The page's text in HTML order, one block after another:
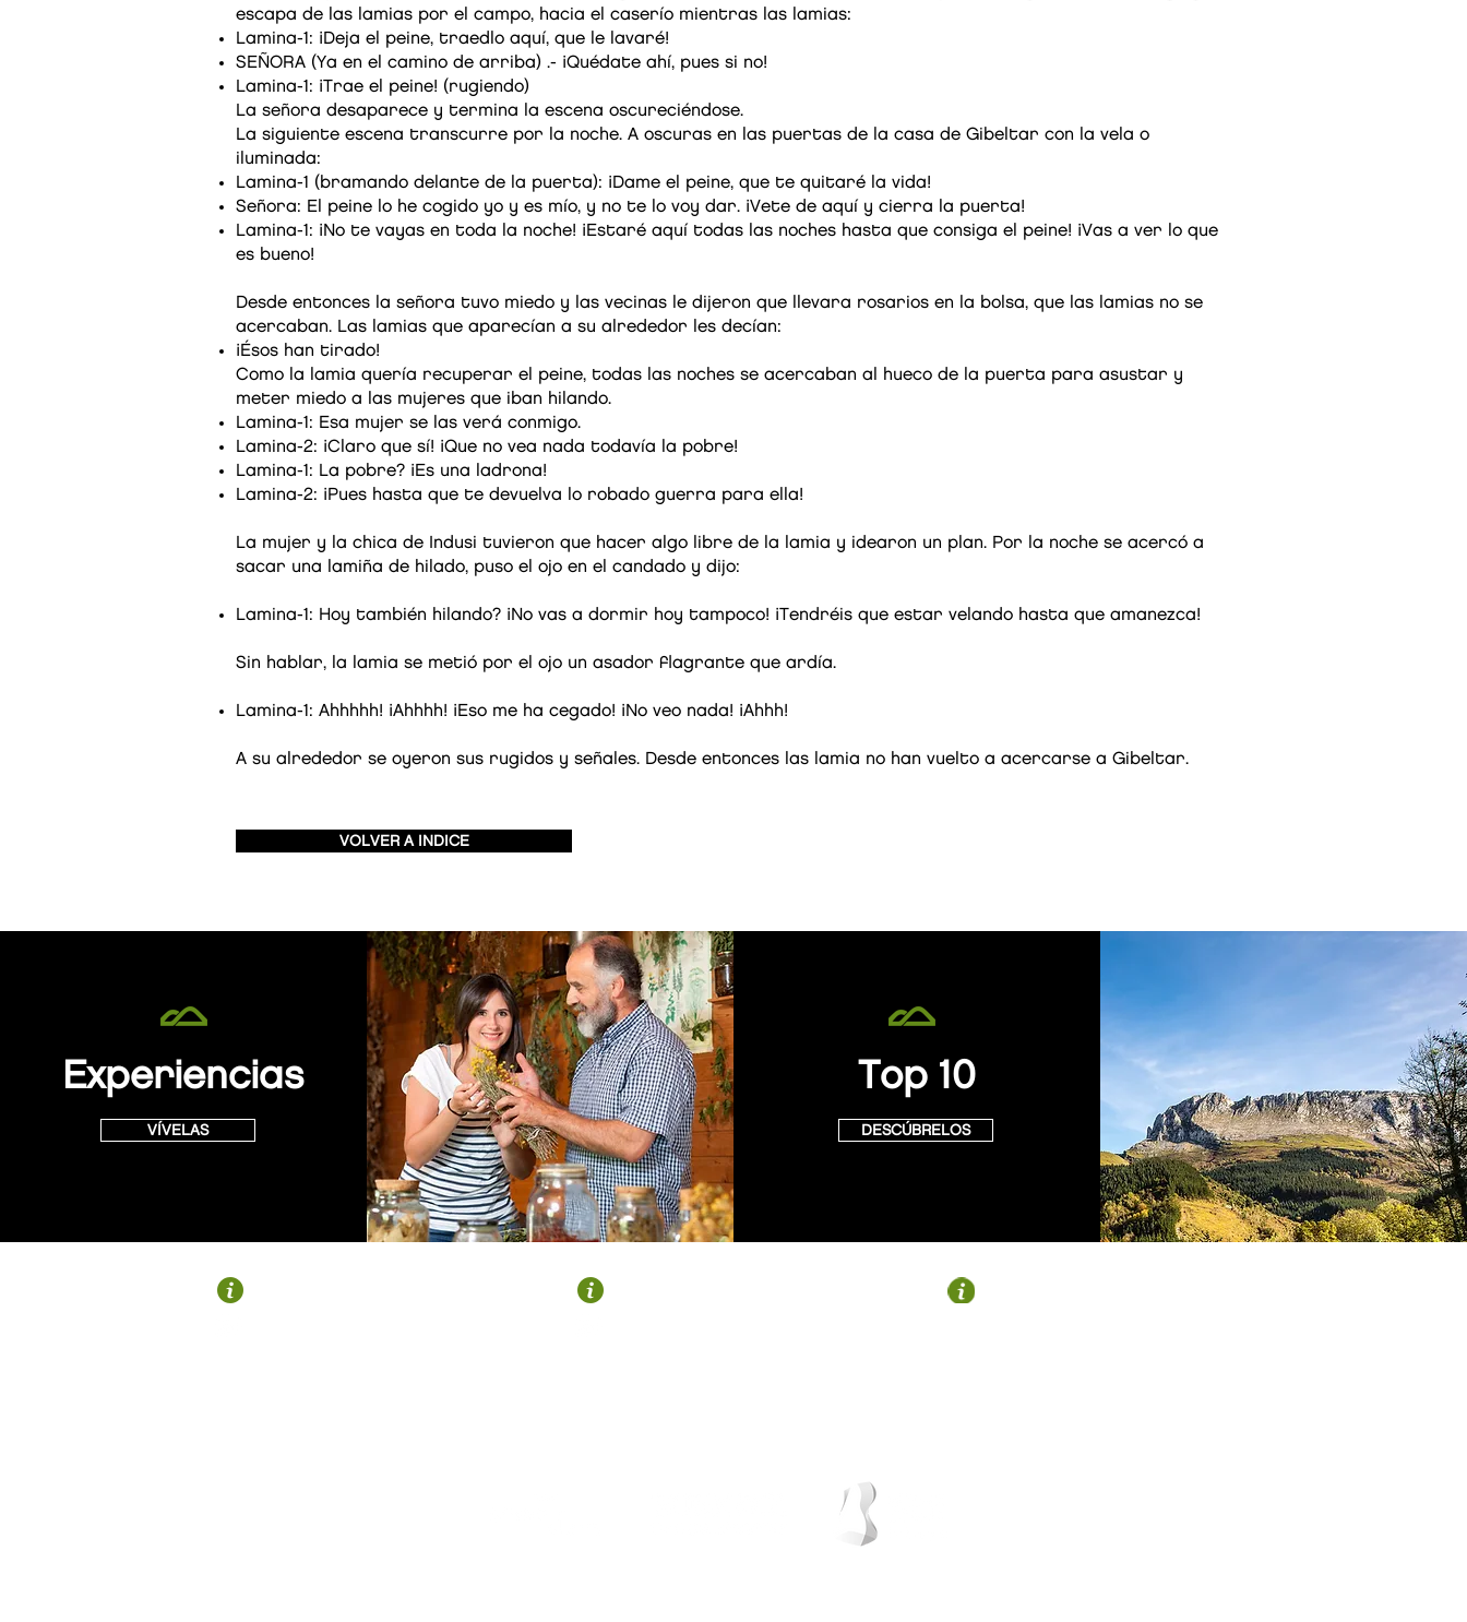
escapa de las lamias por el campo, hacia el caserío mientras las lamias:
Lamina-1: ¡Deja el peine, traedlo aquí, que le lavaré!
SEÑORA (Ya en el camino de arriba) .- ¡Quédate ahí, pues si no!
Lamina-1: ¡Trae el peine! (rugiendo)
La señora desaparece y termina la escena oscureciéndose.
La siguiente escena transcurre por la noche. A oscuras en las puertas de la casa de Gibeltar con la vela o
iluminada:
Lamina-1 (bramando delante de la puerta): ¡Dame el peine, que te quitaré la vida!
Señora: El peine lo he cogido yo y es mío, y no te lo voy dar. ¡Vete de aquí y cierra la puerta!
Lamina-1: ¡No te vayas en toda la noche! ¡Estaré aquí todas las noches hasta que consiga el peine! ¡Vas a ver lo que
es bueno!
Desde entonces la señora tuvo miedo y las vecinas le dijeron que llevara rosarios en la bolsa, que las lamias no se
acercaban. Las lamias que aparecían a su alrededor les decían:
¡Ésos han tirado!
Como la lamia quería recuperar el peine, todas las noches se acercaban al hueco de la puerta para asustar y
meter miedo a las mujeres que iban hilando.
Lamina-1: Esa mujer se las verá conmigo.
Lamina-2: ¡Claro que sí! ¡Que no vea nada todavía la pobre!
Lamina-1: La pobre? ¡Es una ladrona!
Lamina-2: ¡Pues hasta que te devuelva lo robado guerra para ella!
La mujer y la chica de Indusi tuvieron que hacer algo libre de la lamia y idearon un plan. Por la noche se acercó a
sacar una lamiña de hilado, puso el ojo en el candado y dijo:
Lamina-1: Hoy también hilando? ¡No vas a dormir hoy tampoco! ¡Tendréis que estar velando hasta que amanezca!
Sin hablar, la lamia se metió por el ojo un asador flagrante que ardía.
Lamina-1: Ahhhhh! ¡Ahhhh! ¡Eso me ha cegado! ¡No veo nada! ¡Ahhh!
A su alrededor se oyeron sus rugidos y señales. Desde entonces las lamia no han vuelto a acercarse a Gibeltar.
VOLVER A INDICE
Experiencias
VÍVELAS
Top 10
DESCÚBRELOS